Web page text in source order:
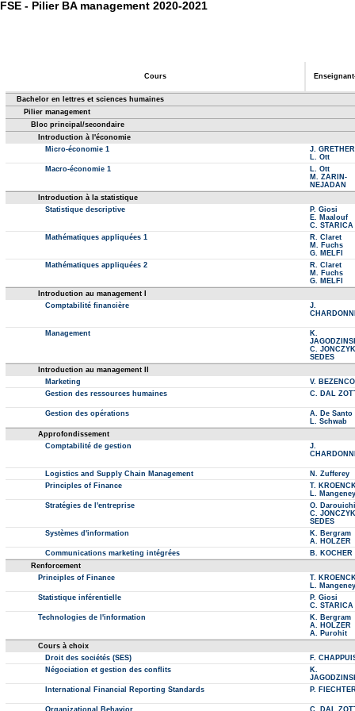
FSE - Pilier BA management 2020-2021
Cours
Bachelor en lettres et sciences humaines
Pilier management
Bloc principal/secondaire
Introduction à l'économie
Micro-économie 1
J. GRETHER
L. Ott
Macro-économie 1
L. Ott
M. ZARIN-
NEJADAN
Introduction à la statistique
Statistique descriptive
P. Giosi
E. Maalouf
C. STARICA
Mathématiques appliquées 1
R. Claret
M. Fuchs
G. MELFI
Mathématiques appliquées 2
R. Claret
M. Fuchs
G. MELFI
Introduction au management I
Comptabilité financière
J.
Management
K.
C. JONCZYK
SEDES
Introduction au management II
Marketing
V.
Gestion des ressources humaines
C. DAL
Gestion des opérations
A. De Santo
L. Schwab
Approfondissement
Comptabilité de gestion
J.
Logistics and Supply Chain Management
N. Zufferey
Principles of Finance
T.
L. Mangeney
Stratégies de l'entreprise
O. Darouichi
C. JONCZYK
SEDES
Systèmes d'information
K. Bergram
A. HOLZER
Communications marketing intégrées
B. KOCHER
Renforcement
Principles of Finance
T.
L. Mangeney
Statistique inférentielle
P. Giosi
C. STARICA
Technologies de l'information
K. Bergram
A. HOLZER
A. Purohit
Cours à choix
Droit des sociétés (SES)
F.
Négociation et gestion des conflits
K.
International Financial Reporting Standards
P.
Organizational Behavior
C. DAL